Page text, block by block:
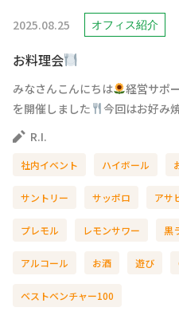
2025.08.25 オフィス紹介
お料理会
みなさんこんにちは
経営サポ
を開催しました
今回はお好み
R.I.
社内イベント ハイボール
サントリー サッポロ アサ
プレモル レモンサワー 黒
アルコール お酒 遊び
ベストベンチャー100